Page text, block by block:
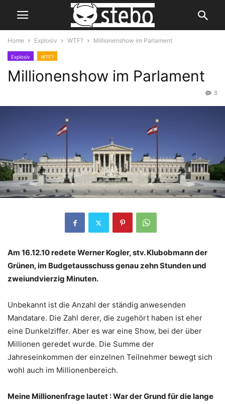
Home Explosiv WTF? Millionenshow im Parlament
Explosiv WTF?
Millionenshow im Parlament
8
Am 16.12.10 redete Werner Kogler, stv. Klubobmann der
Grünen, im Budgetausschuss genau zehn Stunden und
zweiundvierzig Minuten.
Unbekannt ist die Anzahl der ständig anwesenden
Mandatare. Die Zahl derer, die zugehört haben ist eher
eine Dunkelziffer. Aber es war eine Show, bei der über
Millionen geredet wurde. Die Summe der
Jahreseinkommen der einzelnen Teilnehmer bewegt sich
wohl auch im Millionenbereich.
Meine Millionenfrage lautet : War der Grund für die lange